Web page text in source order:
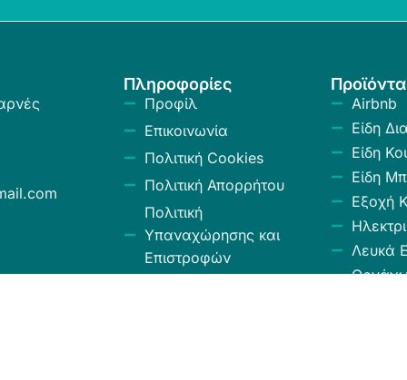
Πληροφορίες
Προφίλ
Επικοινωνία
Πολιτική Cookies
Πολιτική Απορρήτου
Πολιτική
Υπαναχώρησης και
Επιστροφών
Προϊόντα
Airbnb
Είδη
Είδη
Είδη
Εξοχή
Λευκά